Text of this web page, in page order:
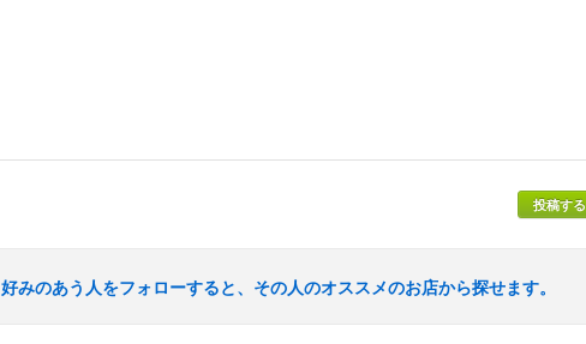
投稿する
好みのあう人をフォローすると、その人のオススメのお店から探せます。